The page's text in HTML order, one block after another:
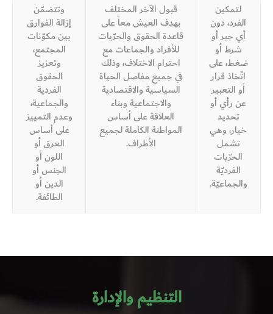
لتمكين
الفرد، دون
أي جبر أو
شرط أو
ضغط، على
اتّخاذ قرار
أو التعبير
عن رأي أو
تحديد
خيار، وهي
تشمل
الحرّيات
الفرديّة
والجماعيّة.
قبول الآخر المختلف
بهدف العيش معاً على
قاعدة الحقوق والحرّيات
للأفراد والجماعات مع
احترام الاختلاف، وذلك
في جميع مفاصل الحياة
السياسية والاقتصادية
والاجتماعية وبناء
العلاقة على أساس
المواطنة الكاملة لجميع
الأطراف.
وتتضمّن
إزالة الفوارق
بين مكوّنات
المجتمع،
وتعزيز
الحقوق
الفردية
والجماعية،
وعدم التمييز
على أساس
العرق أو
اللون أو
الجنس أو
الدين أو
الطائفة.
التنظيم والإدارة